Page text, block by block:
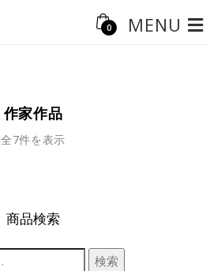
MENU
0
作家作品
全7件を表示
商品検索
検索